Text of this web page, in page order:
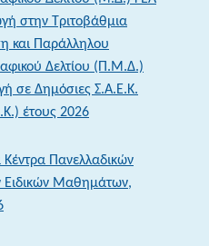
στην Τριτοβάθμια
και Παράλληλου
Δελτίου (Π.Μ.Δ.)
σε Δημόσιες Σ.Α.Ε.Κ.
έτους 2026
Κέντρα Πανελλαδικών
Ειδικών Μαθημάτων,